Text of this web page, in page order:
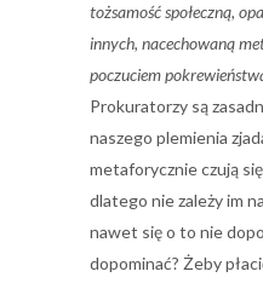
tożsamość społeczną,
innych, nacechowaną
poczuciem
Prokuratorzy są
naszego plemienia
metaforycznie czują
dlatego nie zależy im
nawet się o to nie
dopominać? Żeby